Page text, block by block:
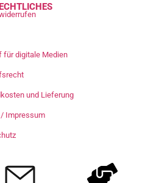
für digitale Medien
und Lieferung
Impressum